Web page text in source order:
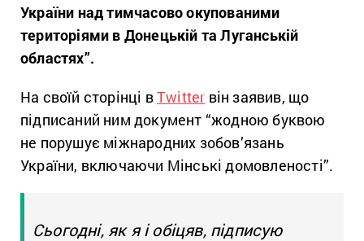
України над тимчасово окупованими
територіями в Донецькій та Луганській
областях”.
На своїй сторінці вTwitter він заявив, що
підписаний ним документ “жодною буквою
не порушує міжнародних зобов’язань
України, включаючи Мінські домовленості”.
Сьогодні, як я і обіцяв, підписую